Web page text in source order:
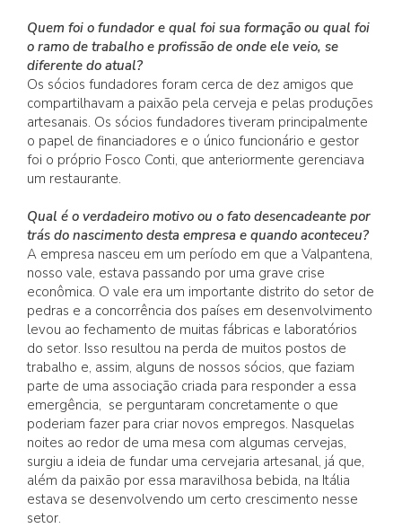
Quem foi o fundador e qual foi sua formação ou qual foi
o ramo de trabalho e profissão de onde ele veio, se
diferente do atual?
Os sócios fundadores foram cerca de dez amigos que
compartilhavam a paixão pela cerveja e pelas produções
artesanais. Os sócios fundadores tiveram principalmente
o papel de financiadores e o único funcionário e gestor
foi o próprio Fosco Conti, que anteriormente gerenciava
um restaurante.
Qual é o verdadeiro motivo ou o fato desencadeante por
trás do nascimento desta empresa e quando aconteceu?
A empresa nasceu em um período em que a Valpantena,
nosso vale, estava passando por uma grave crise
econômica. O vale era um importante distrito do setor de
pedras e a concorrência dos países em desenvolvimento
levou ao fechamento de muitas fábricas e laboratórios
do setor. Isso resultou na perda de muitos postos de
trabalho e, assim, alguns de nossos sócios, que faziam
parte de uma associação criada para responder a essa
emergência, se perguntaram concretamente o que
poderiam fazer para criar novos empregos. Nasquelas
noites ao redor de uma mesa com algumas cervejas,
surgiu a ideia de fundar uma cervejaria artesanal, já que,
além da paixão por essa maravilhosa bebida, na Itália
estava se desenvolvendo um certo crescimento nesse
setor.